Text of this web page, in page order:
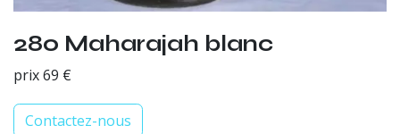
280 Maharajah blanc
prix 69 €
Contactez-nous